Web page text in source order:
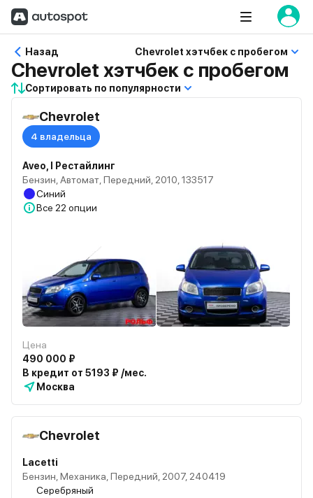
Назад Chevrolet хэтчбек с пробегом
Chevrolet хэтчбек с пробегом
Сортировать по популярности
Chevrolet
4 владельца
Aveo, I Рестайлинг
Бензин, Автомат, Передний, 2010, 133517
Синий
Все 22 опции
Цена
490 000 ₽
В кредит от 5193 ₽ /мес.
Москва
Chevrolet
Lacetti
Бензин, Механика, Передний, 2007, 240419
Серебряный